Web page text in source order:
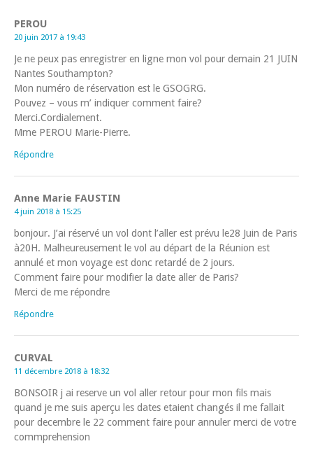
PEROU
20 juin 2017 à 19:43
Je ne peux pas enregistrer en ligne mon vol pour demain 21 JUIN
Nantes Southampton?
Mon numéro de réservation est le GSOGRG.
Pouvez – vous m’ indiquer comment faire?
Merci.Cordialement.
Mme PEROU Marie-Pierre.
Répondre
Anne Marie FAUSTIN
4 juin 2018 à 15:25
bonjour. J’ai réservé un vol dont l’aller est prévu le28 Juin de Paris
à20H. Malheureusement le vol au départ de la Réunion est
annulé et mon voyage est donc retardé de 2 jours.
Comment faire pour modifier la date aller de Paris?
Merci de me répondre
Répondre
CURVAL
11 décembre 2018 à 18:32
BONSOIR j ai reserve un vol aller retour pour mon fils mais
quand je me suis aperçu les dates etaient changés il me fallait
pour decembre le 22 comment faire pour annuler merci de votre
commprehension